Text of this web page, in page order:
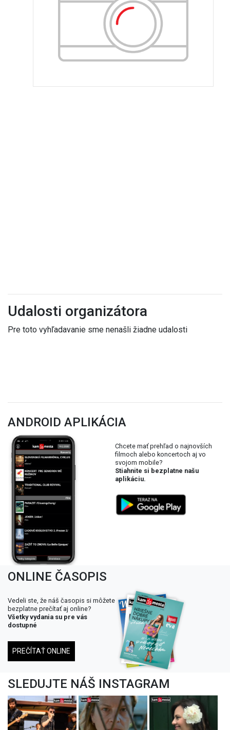
Udalosti organizátora
Pre toto vyhľadavanie sme nenašli žiadne udalosti
ANDROID APLIKÁCIA
Chcete mať prehľad o najnovších
filmoch alebo koncertoch aj vo
svojom mobile?
Stiahnite si bezplatne našu
aplikáciu.
ONLINE ČASOPIS
Vedeli ste, že náš časopis si môžete
bezplatne prečítať aj online?
Všetky vydania su pre vás
dostupné
PREČÍTAŤ ONLINE
SLEDUJTE NÁŠ INSTAGRAM